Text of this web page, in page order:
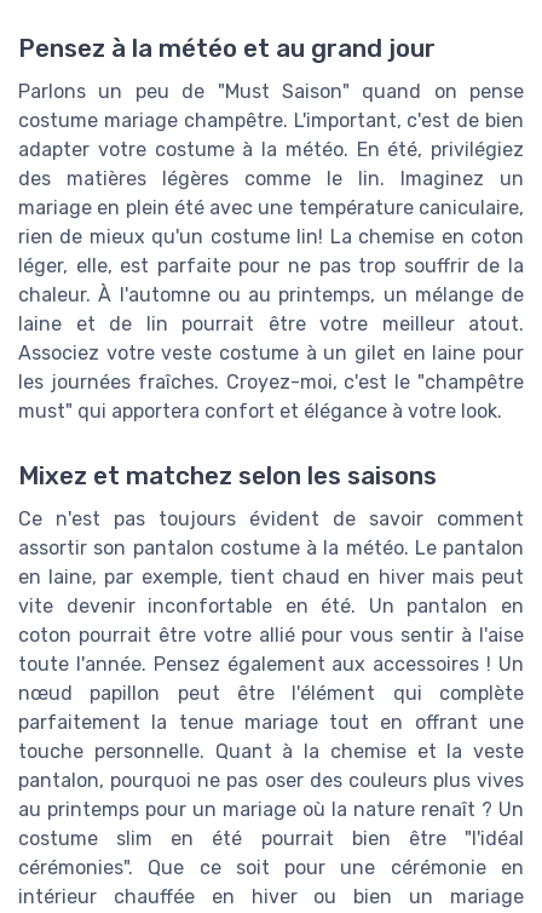
Pensez à la météo et au grand jour
Parlons un peu de "Must Saison" quand on pense
costume mariage champêtre. L'important, c'est de bien
adapter votre costume à la météo. En été, privilégiez
des matières légères comme le lin. Imaginez un
mariage en plein été avec une température caniculaire,
rien de mieux qu'un costume lin! La chemise en coton
léger, elle, est parfaite pour ne pas trop souffrir de la
chaleur. À l'automne ou au printemps, un mélange de
laine et de lin pourrait être votre meilleur atout.
Associez votre veste costume à un gilet en laine pour
les journées fraîches. Croyez-moi, c'est le "champêtre
must" qui apportera confort et élégance à votre look.
Mixez et matchez selon les saisons
Ce n'est pas toujours évident de savoir comment
assortir son pantalon costume à la météo. Le pantalon
en laine, par exemple, tient chaud en hiver mais peut
vite devenir inconfortable en été. Un pantalon en
coton pourrait être votre allié pour vous sentir à l'aise
toute l'année. Pensez également aux accessoires ! Un
nœud papillon peut être l'élément qui complète
parfaitement la tenue mariage tout en offrant une
touche personnelle. Quant à la chemise et la veste
pantalon, pourquoi ne pas oser des couleurs plus vives
au printemps pour un mariage où la nature renaît ? Un
costume slim en été pourrait bien être "l'idéal
cérémonies". Que ce soit pour une cérémonie en
intérieur chauffée en hiver ou bien un mariage